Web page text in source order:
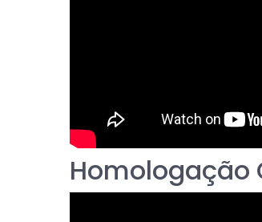
Homologação